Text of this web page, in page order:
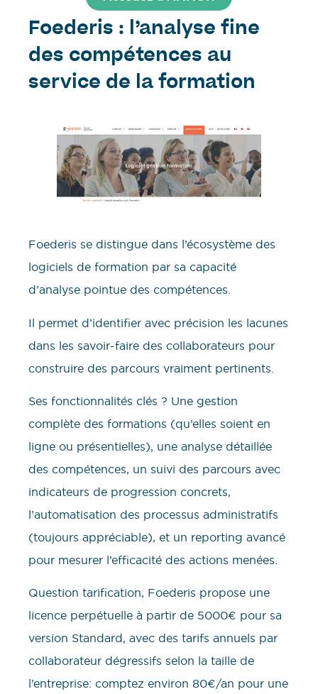
Foederis : l’analyse fine
des compétences au
service de la formation
Foederis se distingue dans l’écosystème des
logiciels de formation par sa capacité
d’analyse pointue des compétences.
Il permet d’identifier avec précision les lacunes
dans les savoir-faire des collaborateurs pour
construire des parcours vraiment pertinents.
Ses fonctionnalités clés ? Une gestion
complète des formations (qu’elles soient en
ligne ou présentielles), une analyse détaillée
des compétences, un suivi des parcours avec
indicateurs de progression concrets,
l’automatisation des processus administratifs
(toujours appréciable), et un reporting avancé
pour mesurer l’efficacité des actions menées.
Question tarification, Foederis propose une
licence perpétuelle à partir de 5000€ pour sa
version Standard, avec des tarifs annuels par
collaborateur dégressifs selon la taille de
l’entreprise: comptez environ 80€/an pour une